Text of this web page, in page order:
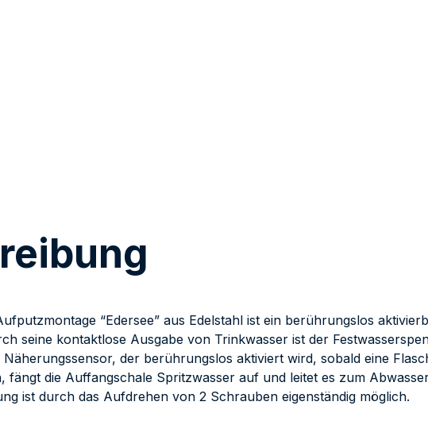
“Edersee” aus Edelstahl ist ein berührungslos
seine kontaktlose Ausgabe von Trinkwasser ist der
der berührungslos aktiviert wird, sobald eine
fängt die Auffangschale Spritzwasser auf und leitet es zum
ist durch das Aufdrehen von 2 Schrauben eigenständig möglich.